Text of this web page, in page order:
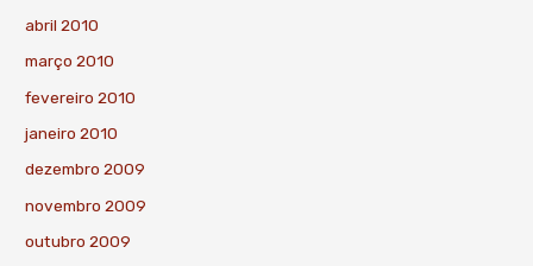
abril 2010
março 2010
fevereiro 2010
janeiro 2010
dezembro 2009
novembro 2009
outubro 2009